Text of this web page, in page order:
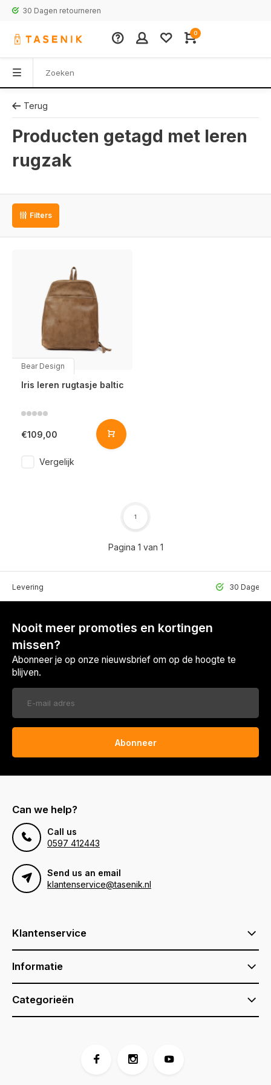
30 Dagen retourneren
0
Terug
Producten getagd met leren
rugzak
Filters
Bear Design
Iris leren rugtasje baltic
€109,00
Vergelijk
Pagina 1 van 1
1
Levering 30 Dagen
Nooit meer promoties en kortingen
missen?
Abonneer je op onze nieuwsbrief om op de hoogte te
blijven.
Abonneer
Can we help?
Call us
0597 412443
Send us an email
klantenservice@tasenik.nl
Klantenservice
Informatie
Categorieën